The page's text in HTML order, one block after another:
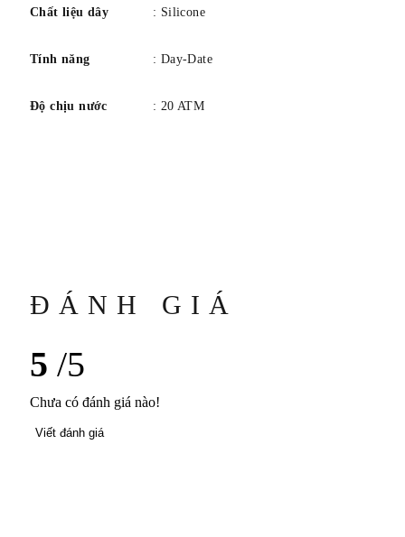
Chất liệu dây : Silicone
Tính năng : Day-Date
Độ chịu nước : 20 ATM
ĐÁNH GIÁ
5 /5
Chưa có đánh giá nào!
Viết đánh giá